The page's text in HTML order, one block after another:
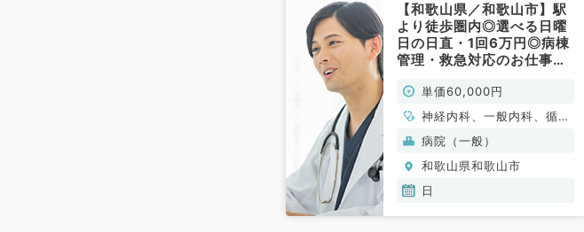
【和歌山県／和歌山市】駅
より徒歩圏内◎選べる日曜
日の日直・1回6万円◎病棟
管理・救急対応のお仕事で
単価60,000円
神経内科、一般内科、循環
器内科、呼吸器内科、消化
器内科、内分泌・代謝内
科、腎臓内科、老年内科、
血液内科、膠原病科
病院（一般）
和歌山県和歌山市
日